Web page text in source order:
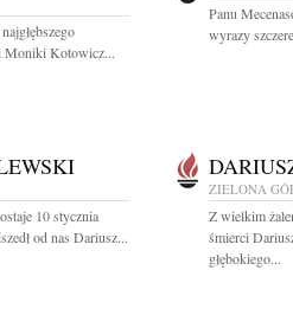
Moniki Kotowicz...
Panu
wyrazy
10 stycznia
od nas Dariusz...
ZIELONA
Z wielkim
śmierci
głębokiego...